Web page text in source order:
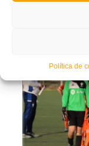
Política de
MIÉRCOLES, 13